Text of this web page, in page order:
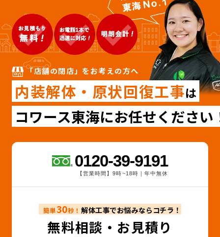
「店舗の閉店」をお考えの方へ
内装解体・原状回復工事は
コワース東海にお任せください
0120-39-9191
【営業時間】9時~18時｜年中無休
簡単30秒！解体工事でお悩みならコチラ！
無料相談・お見積り